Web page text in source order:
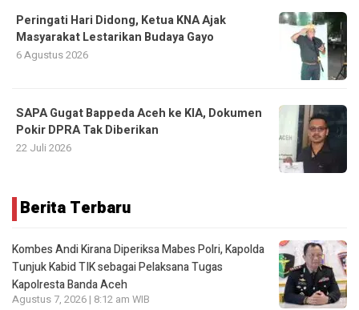
Peringati Hari Didong, Ketua KNA Ajak
Masyarakat Lestarikan Budaya Gayo
6 Agustus 2026
SAPA Gugat Bappeda Aceh ke KIA, Dokumen
Pokir DPRA Tak Diberikan
22 Juli 2026
Berita Terbaru
Kombes Andi Kirana Diperiksa Mabes Polri, Kapolda
Tunjuk Kabid TIK sebagai Pelaksana Tugas
Kapolresta Banda Aceh
Agustus 7, 2026 | 8:12 am WIB